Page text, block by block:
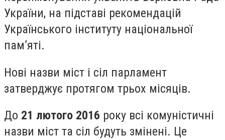
України, на підставі рекомендацій
Українського інституту національної
пам’яті.
Нові назви міст і сіл парламент
затверджує протягом трьох місяців.
До 21 лютого 2016 року всі комуністичні
назви міст та сіл будуть змінені. Це